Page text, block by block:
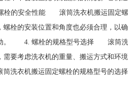
栓的安全性能 滚筒洗衣机搬运固定
栓的安装位置和角度也必须合理，以
松动。 4. 螺栓的规格型号选择 滚筒
要考虑洗衣机的重量、搬运方式和环
洗衣机搬运固定螺栓的规格型号的选